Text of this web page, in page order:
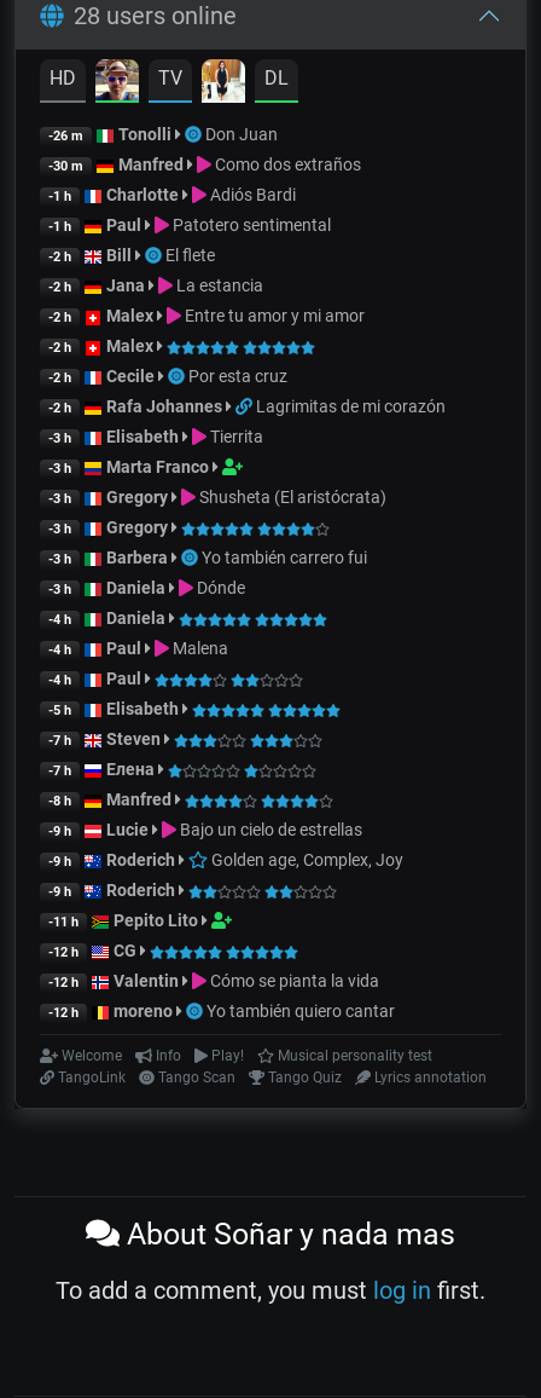
28 users online
HD TV DL
-26 m Tonolli Don Juan
-30 m Manfred Como dos extraños
-1 h Charlotte Adiós Bardi
-1 h Paul Patotero sentimental
-2 h Bill El flete
-2 h Jana La estancia
-2 h Malex Entre tu amor y mi amor
-2 h Malex
-2 h Cecile Por esta cruz
-2 h Rafa Johannes Lagrimitas de mi corazón
-3 h Elisabeth Tierrita
-3 h Marta Franco
-3 h Gregory Shusheta (El aristócrata)
-3 h Gregory
-3 h Barbera Yo también carrero fui
-3 h Daniela Dónde
-4 h Daniela
-4 h Paul Malena
-4 h Paul
-5 h Elisabeth
-7 h Steven
-7 h Елена
-8 h Manfred
-9 h Lucie Bajo un cielo de estrellas
-9 h Roderich Golden age, Complex, Joy
-9 h Roderich
-11 h Pepito Lito
-12 h CG
-12 h Valentin Cómo se pianta la vida
-12 h moreno Yo también quiero cantar
Welcome Info Play!
Musical personality test
TangoLink
Tango Scan Tango Quiz Lyrics annotation
About Soñar y nada mas
To add a comment, you must log in first.